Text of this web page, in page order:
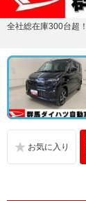
全社総在庫300台超